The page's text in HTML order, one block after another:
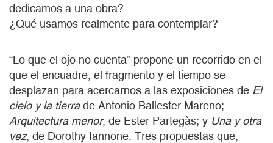
dedicamos a una obra?
¿Qué usamos realmente para contemplar?
“Lo que el ojo no cuenta” propone un recorrido en el
que el encuadre, el fragmento y el tiempo se
desplazan para acercarnos a las exposiciones de El
cielo y la tierrade Antonio Ballester Mareno;
Arquitectura menor, de Ester Partegàs; y Una y otra
vez, de Dorothy Iannone. Tres propuestas que,